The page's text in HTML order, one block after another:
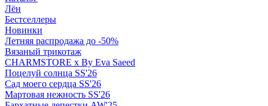
Лён
Бестселлеры
Новинки
Летняя распродажа до -50%
Вязаный трикотаж
CHARMSTORE х By Eva Saeed
Поцелуй солнца SS'26
Сад моего сердца SS'26
Мартовая нежность SS'26